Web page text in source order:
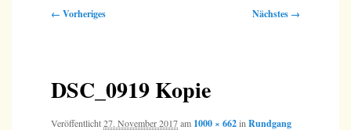
Bilder-
← Vorheriges Nächstes →
DSC_0919 Kopie
Veröffentlicht27. November 2017am 1000 × 662in Rundgang